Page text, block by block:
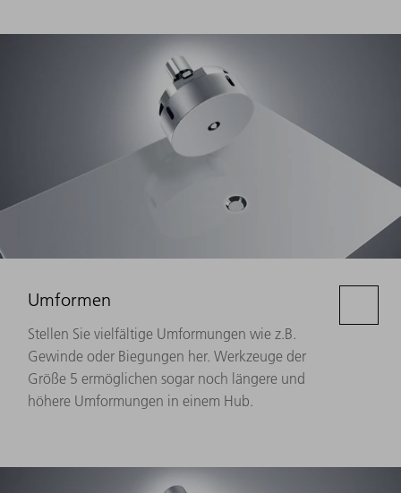
Umformen
Stellen Sie vielfältige Umformungen wie z.B.
Gewinde oder Biegungen her. Werkzeuge der
Größe 5 ermöglichen sogar noch längere und
höhere Umformungen in einem Hub.